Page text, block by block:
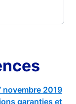
novembre 2019
garanties et